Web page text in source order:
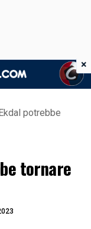
potrebbe
tornare
×